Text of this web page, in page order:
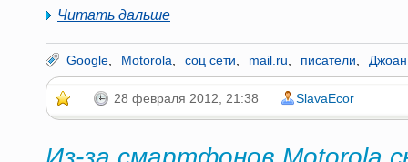
Читать дальше
Google Motorola соц сети mail.ru писатели Джоан
28 февраля 2012, 21:38 SlavaEcor